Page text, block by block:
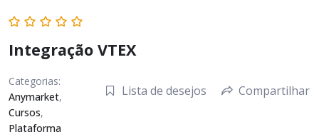
Integração VTEX
Categorias:
Anymarket,
Cursos,
Plataforma
Lista de desejos Compartilhar